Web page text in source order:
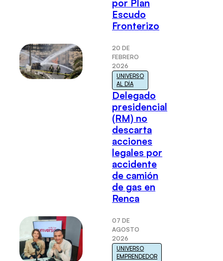
por Plan
Escudo
Fronterizo
20 DE
FEBRERO
2026
UNIVERSO
AL DÍA
Delegado
presidencial
(RM) no
descarta
acciones
legales por
accidente
de camión
de gas en
Renca
07 DE
AGOSTO
2026
UNIVERSO
EMPRENDEDOR